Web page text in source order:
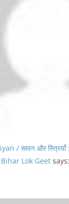
/ सावन और स्त्रियाँ
Bihar Lok Geet says: